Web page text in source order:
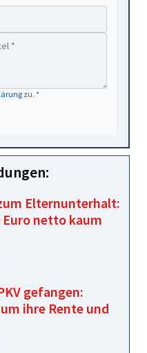
zu. *
Elternunterhalt:
Euro netto kaum
gefangen:
ihre Rente und